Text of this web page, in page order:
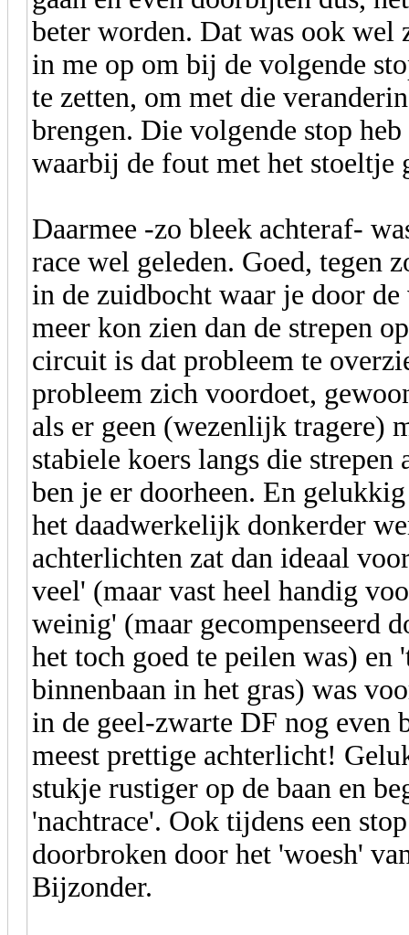
beter worden. Dat was ook wel
in me op om bij de volgende
te zetten, om met die
brengen. Die volgende stop
waarbij de fout met het
Daarmee -zo bleek achteraf-
race wel geleden. Goed, tegen
in de zuidbocht waar je door
meer kon zien dan de strepen
circuit is dat probleem te
probleem zich voordoet,
als er geen (wezenlijk tragere)
stabiele koers langs die strepen
ben je er doorheen. En
het daadwerkelijk donkerder
achterlichten zat dan ideaal
veel' (maar vast heel handig
weinig' (maar gecompenseerd
het toch goed te peilen was) en
binnenbaan in het gras) was
in de geel-zwarte DF nog even
meest prettige achterlicht!
stukje rustiger op de baan en
'nachtrace'. Ook tijdens een
doorbroken door het 'woesh'
Bijzonder.